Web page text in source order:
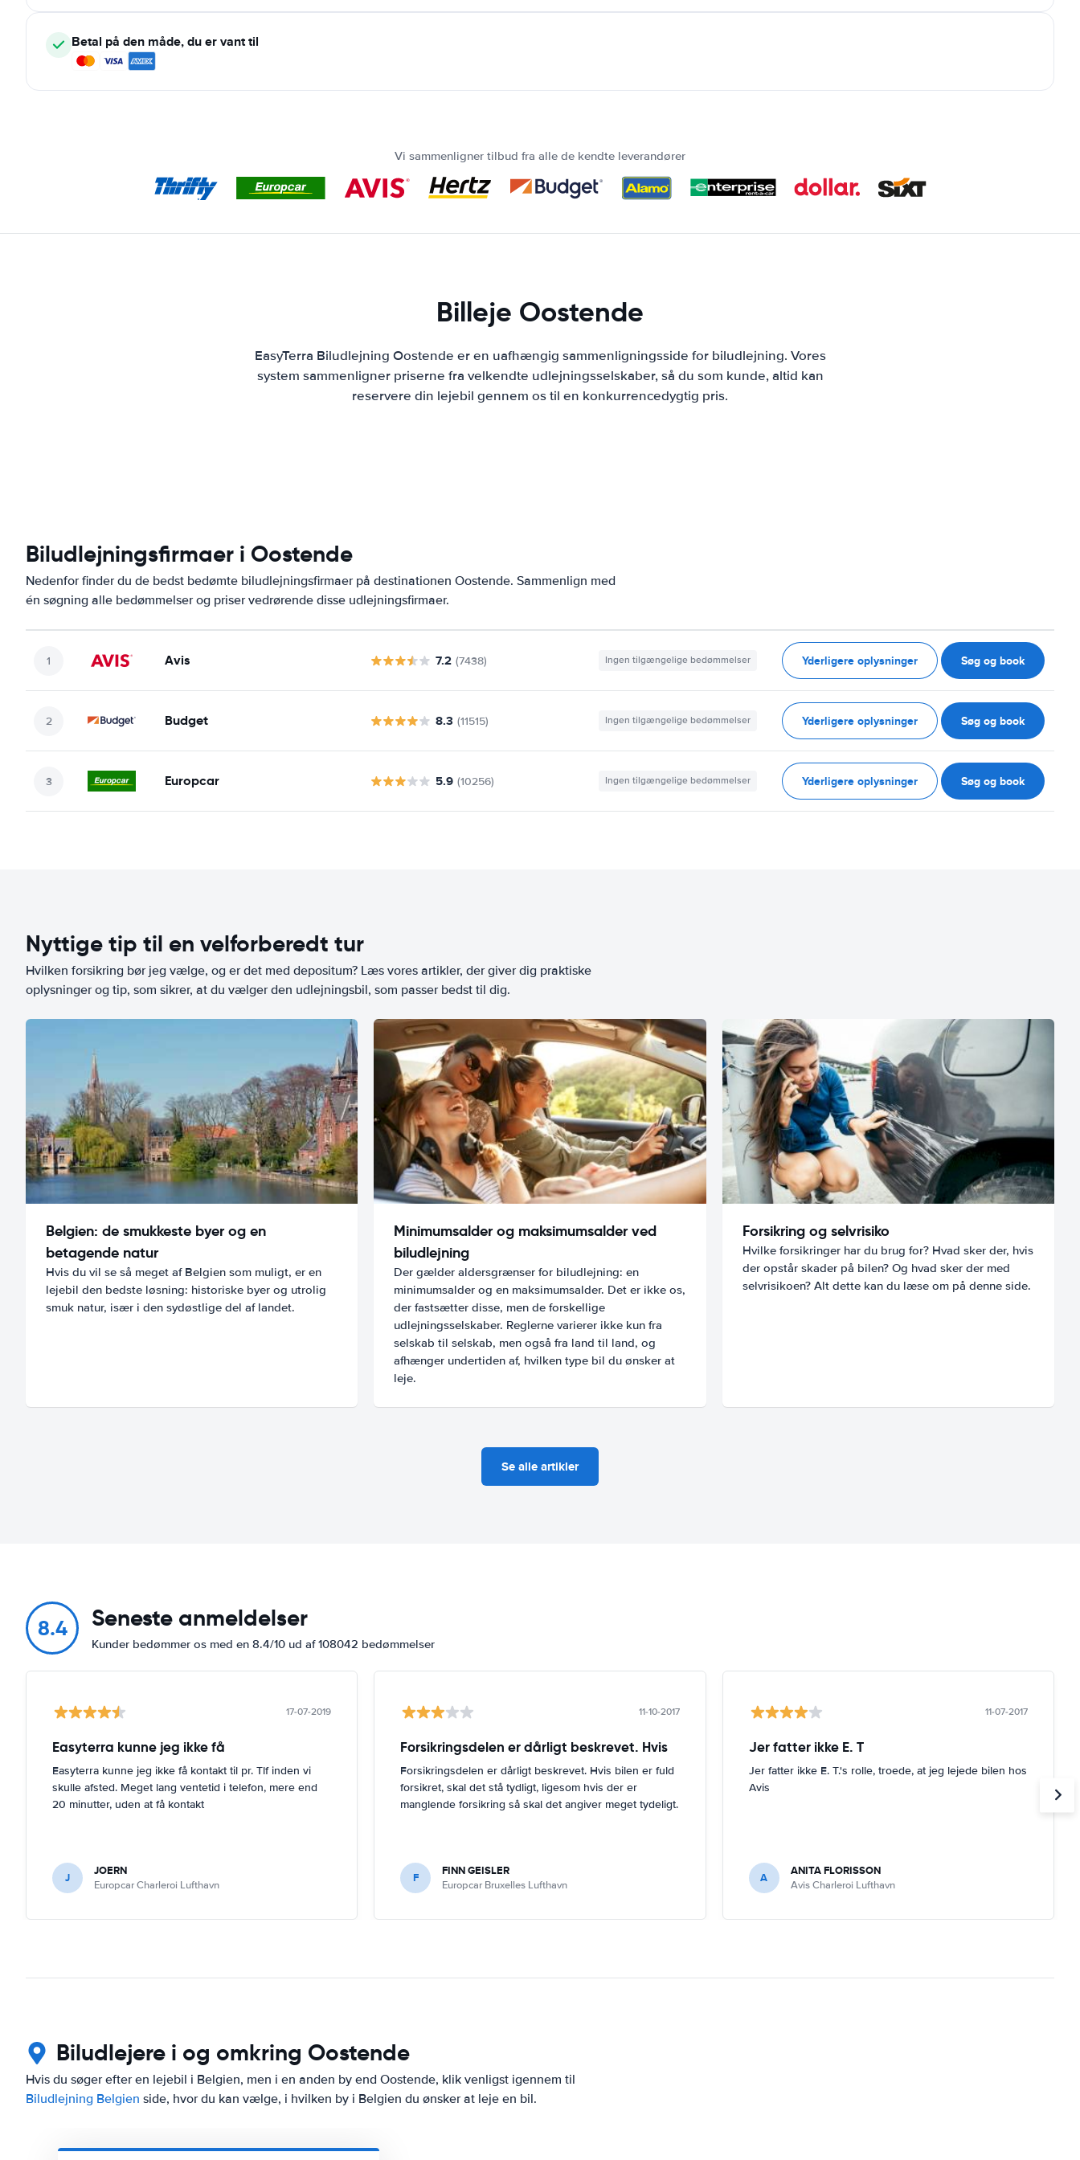
Betal på den måde, du er vant til
Vi sammenligner tilbud fra alle de kendte leverandører
Billeje Oostende
EasyTerra Biludlejning Oostende er en uafhængig sammenligningsside for biludlejning. Vores
system sammenligner priserne fra velkendte udlejningsselskaber, så du som kunde, altid kan
reservere din lejebil gennem os til en konkurrencedygtig pris.
Biludlejningsfirmaer i Oostende
Nedenfor finder du de bedst bedømte biludlejningsfirmaer på destinationen Oostende. Sammenlign med
én søgning alle bedømmelser og priser vedrørende disse udlejningsfirmaer.
Avis 7.2 (7438) Ingen tilgængelige bedømmelser Yderligere oplysninger Søg og book
Budget 8.3 (11515) Ingen tilgængelige bedømmelser Yderligere oplysninger Søg og book
Europcar 5.9 (10256) Ingen tilgængelige bedømmelser Yderligere oplysninger Søg og book
Nyttige tip til en velforberedt tur
Hvilken forsikring bør jeg vælge, og er det med depositum? Læs vores artikler, der giver dig praktiske
oplysninger og tip, som sikrer, at du vælger den udlejningsbil, som passer bedst til dig.
Belgien: de smukkeste byer og en
betagende natur
Hvis du vil se så meget af Belgien som muligt, er en
lejebil den bedste løsning: historiske byer og utrolig
smuk natur, især i den sydøstlige del af landet.
Minimumsalder og maksimumsalder ved
biludlejning
Der gælder aldersgrænser for biludlejning: en
minimumsalder og en maksimumsalder. Det er ikke os,
der fastsætter disse, men de forskellige
udlejningsselskaber. Reglerne varierer ikke kun fra
selskab til selskab, men også fra land til land, og
afhænger undertiden af, hvilken type bil du ønsker at
leje.
Forsikring og selvrisiko
Hvilke forsikringer har du brug for? Hvad sker der, hvis
der opstår skader på bilen? Og hvad sker der med
selvrisikoen? Alt dette kan du læse om på denne side.
Se alle artikler
8.4 Seneste anmeldelser
Kunder bedømmer os med en 8.4/10 ud af 108042 bedømmelser
17-07-2019
Easyterra kunne jeg ikke få
Easyterra kunne jeg ikke få kontakt til pr. Tlf inden vi
skulle afsted. Meget lang ventetid i telefon, mere end
20 minutter, uden at få kontakt
J JOERN
Europcar Charleroi Lufthavn
11-10-2017
Forsikringsdelen er dårligt beskrevet. Hvis
Forsikringsdelen er dårligt beskrevet. Hvis bilen er fuld
forsikret, skal det stå tydligt, ligesom hvis der er
manglende forsikring så skal det angiver meget tydeligt.
F FINN GEISLER
Europcar Bruxelles Lufthavn
11-07-2017
Jer fatter ikke E. T
Jer fatter ikke E. T.'s rolle, troede, at jeg lejede bilen hos
Avis
A ANITA FLORISSON
Avis Charleroi Lufthavn
Biludlejere i og omkring Oostende
Hvis du søger efter en lejebil i Belgien, men i en anden by end Oostende, klik venligst igennem til
Biludlejning Belgien side, hvor du kan vælge, i hvilken by i Belgien du ønsker at leje en bil.